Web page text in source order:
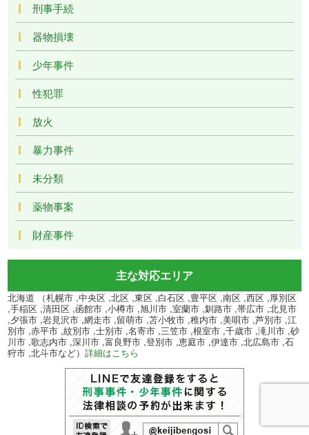
刑事手続
器物損壊
少年事件
性犯罪
放火
暴力事件
未分類
薬物事案
財産事件
主な対応エリア
北海道 （札幌市 ,中央区 ,北区 ,東区 ,白石区 ,豊平区 ,南区 ,西区 ,厚別区
,手稲区 ,清田区 ,函館市 ,小樽市 ,旭川市 ,室蘭市 ,釧路市 ,帯広市 ,北見市
,夕張市 ,岩見沢市 ,網走市 ,留萌市 ,苫小牧市 ,稚内市 ,美唄市 ,芦別市 ,江
別市 ,赤平市 ,紋別市 ,士別市 ,名寄市 ,三笠市 ,根室市 ,千歳市 ,滝川市 ,砂
川市 ,歌志内市 ,深川市 ,富良野市 ,登別市 ,恵庭市 ,伊達市 ,北広島市 ,石
狩市 ,北斗市など）詳細はこちら